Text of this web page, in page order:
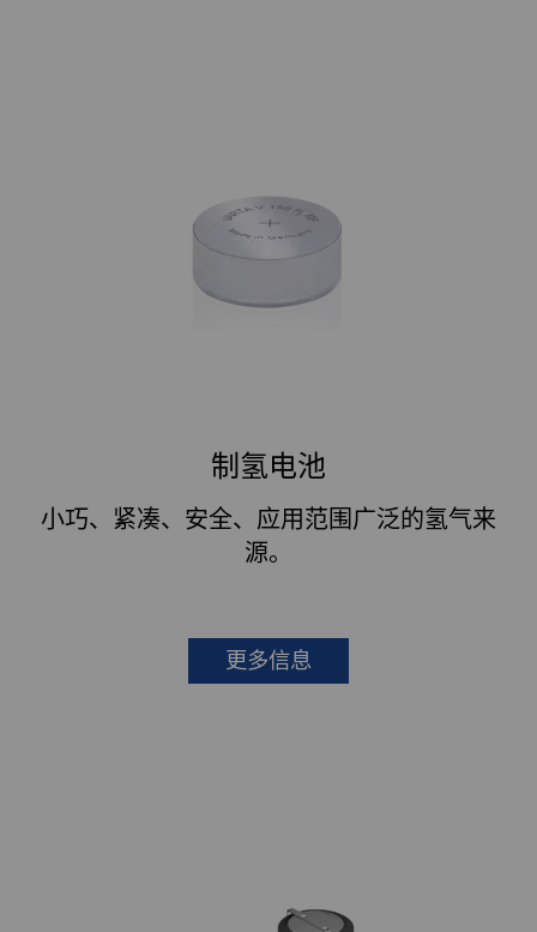
制氢电池
小巧、紧凑、安全、应用范围广泛的氢气来
源。
更多信息